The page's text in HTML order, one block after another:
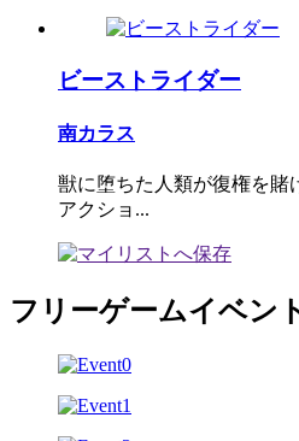
ビーストライダー
南カラス
獣に堕ちた人類が復権を賭
アクショ...
フリーゲームイベン